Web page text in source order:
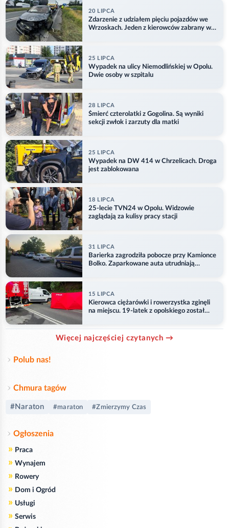
20 LIPCA
Zdarzenie z udziałem pięciu pojazdów we
Wrzoskach. Jeden z kierowców zabrany w
25 LIPCA
Wypadek na ulicy Niemodlińskiej w Opolu.
Dwie osoby w szpitalu
28 LIPCA
Śmierć czterolatki z Gogolina. Są wyniki
sekcji zwłok i zarzuty dla matki
25 LIPCA
Wypadek na DW 414 w Chrzelicach. Droga
jest zablokowana
18 LIPCA
25-lecie TVN24 w Opolu. Widzowie
zaglądają za kulisy pracy stacji
31 LIPCA
Barierka zagrodziła pobocze przy Kamionce
Bolko. Zaparkowane auta utrudniają
15 LIPCA
Kierowca ciężarówki i rowerzystka zginęli
na miejscu. 19-latek z opolskiego został
Więcej najczęściej czytanych →
Polub nas!
Chmura tagów
#Naraton #maraton #Zmierzymy Czas
Ogłoszenia
» Praca
» Wynajem
» Rowery
» Dom i Ogród
» Usługi
» Serwis